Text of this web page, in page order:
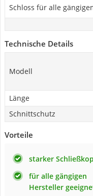
Schloss für alle
Technische Details
Modell
Länge
Schnittschutz
Vorteile
starker
für alle gängigen
Hersteller